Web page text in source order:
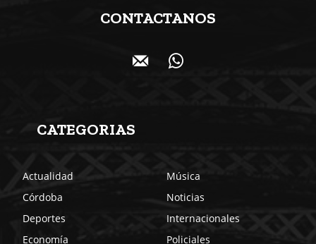
CONTACTANOS
CATEGORIAS
Actualidad
Córdoba
Deportes
Economía
Música
Noticias
Internacionales
Policiales